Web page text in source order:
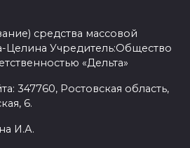
средства массовой
Целина Учредитель:Общество
«Дельта»
347760, Ростовская область,
6.
И.А.